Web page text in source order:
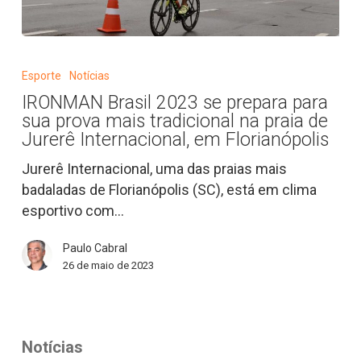
Brasil
2023
se
prepara
para
sua
prova
mais
na
praia
Internacional,
Esporte Notícias
IRONMAN Brasil 2023 se prepara para
sua prova mais tradicional na praia de
Jurerê Internacional, em Florianópolis
Jurerê Internacional, uma das praias mais
badaladas de Florianópolis (SC), está em clima
esportivo com…
Paulo Cabral
26 de maio de 2023
Notícias